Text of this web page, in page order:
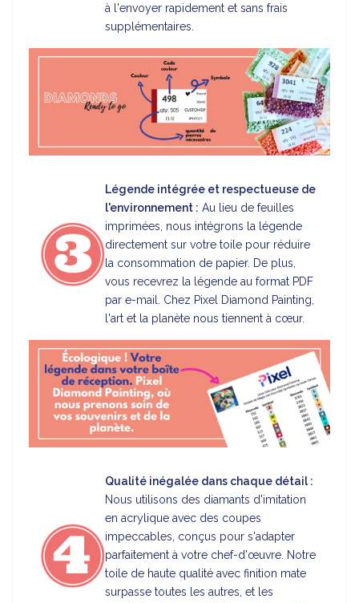
à l'envoyer rapidement et sans frais
supplémentaires.
Légende intégrée et respectueuse de
l'environnement : Au lieu de feuilles
imprimées, nous intégrons la légende
directement sur votre toile pour réduire
la consommation de papier. De plus,
vous recevrez la légende au format PDF
par e-mail. Chez Pixel Diamond Painting,
l'art et la planète nous tiennent à cœur.
Qualité inégalée dans chaque détail :
Nous utilisons des diamants d'imitation
en acrylique avec des coupes
impeccables, conçus pour s'adapter
parfaitement à votre chef-d'œuvre. Notre
toile de haute qualité avec finition mate
surpasse toutes les autres, et les